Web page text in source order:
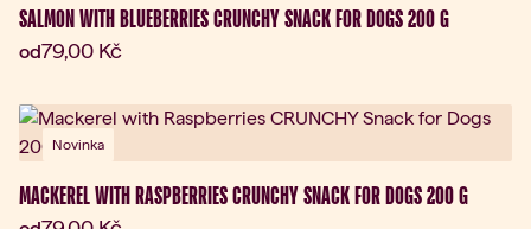
SALMON WITH BLUEBERRIES CRUNCHY SNACK FOR DOGS 200 G
odAktuální cena:
79,00 Kč
Novinka
MACKEREL WITH RASPBERRIES CRUNCHY SNACK FOR DOGS 200 G